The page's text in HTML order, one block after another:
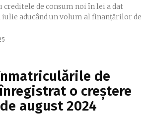
de consum noi în lei a dat
aducând un volum al finanţărilor de
de
o creștere
august 2024